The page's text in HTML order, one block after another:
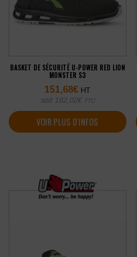
BASKET DE SÉCURITÉ U-POWER RED LION
MONSTER S3
151,68€ HT
soit 182,02€ TTC
VOIR PLUS D'INFOS